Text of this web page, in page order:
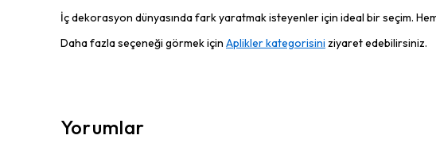
İç dekorasyon dünyasında fark yaratmak isteyenler için ideal bir seçim.
Daha fazla seçeneği görmek için Aplikler kategorisini ziyaret edebilirsiniz.
Yorumlar